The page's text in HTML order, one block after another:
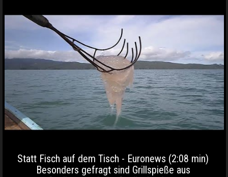
Statt Fisch auf dem Tisch - Euronews (2:08 min)
Besonders gefragt sind Grillspieße aus